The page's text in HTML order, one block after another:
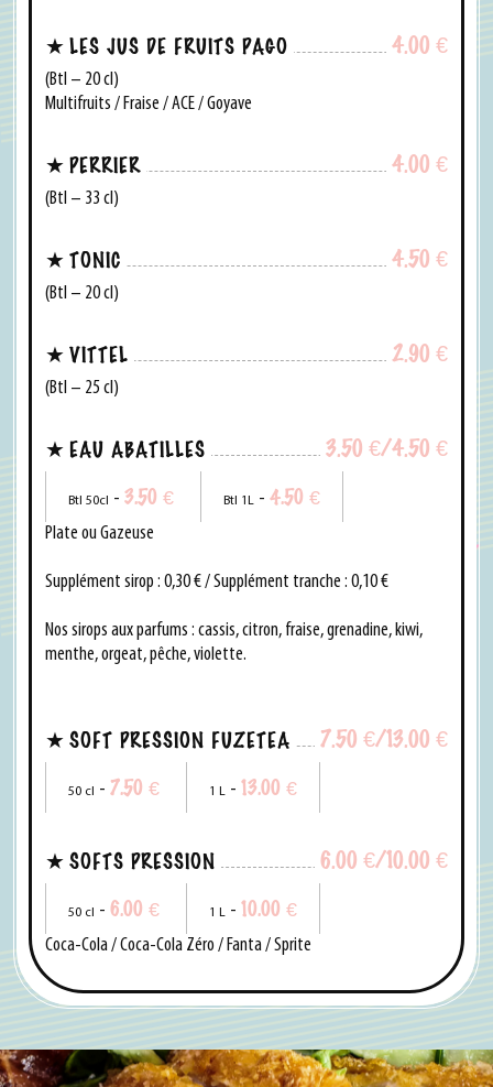
4.00 €
LES JUS DE FRUITS PAGO
(Btl – 20 cl)
Multifruits / Fraise / ACE / Goyave
4.00 €
PERRIER
(Btl – 33 cl)
4.50 €
TONIC
(Btl – 20 cl)
2.90 €
VITTEL
(Btl – 25 cl)
3.50 €/4.50 €
EAU ABATILLES
Btl 50cl - 3.50 € Btl 1L - 4.50 €
Plate ou Gazeuse
Supplément sirop : 0,30 € / Supplément tranche : 0,10 €
Nos sirops aux parfums : cassis, citron, fraise, grenadine, kiwi,
menthe, orgeat, pêche, violette.
7.50 €/13.00 €
SOFT PRESSION FUZETEA
50 cl - 7.50 € 1 L - 13.00 €
6.00 €/10.00 €
SOFTS PRESSION
50 cl - 6.00 € 1 L - 10.00 €
Coca-Cola / Coca-Cola Zéro / Fanta / Sprite